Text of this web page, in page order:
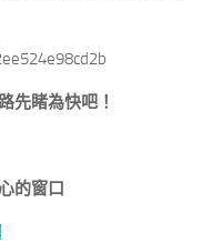
先睹為快吧！
的窗口